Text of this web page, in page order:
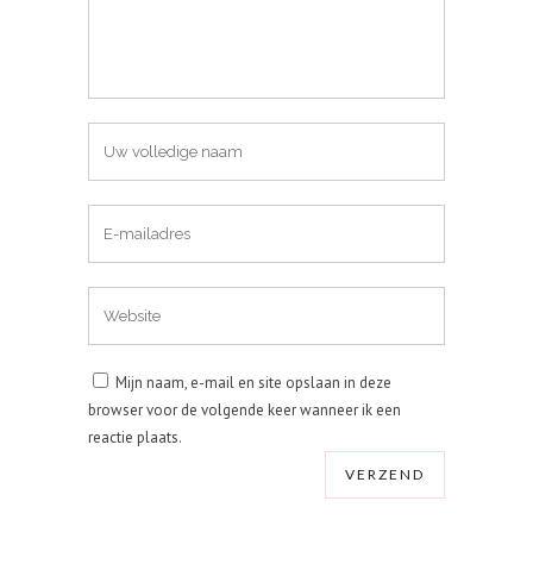
Mijn naam, e-mail en site opslaan in deze
browser voor de volgende keer wanneer ik een
reactie plaats.